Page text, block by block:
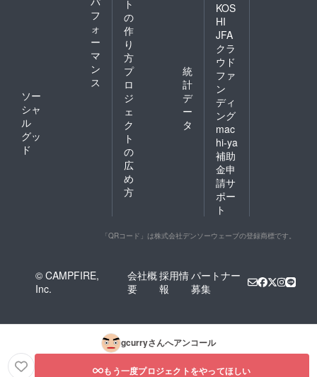
フ
ォ
ー
マ
ン
ス
ソー
シャ
ル
グッ
ド
ト
の
作
り
方
プ
ロ
ジ
ェ
ク
ト
の
広
め
方
統
計
デ
ー
タ
KOS
HI
JFA
クラ
ウド
ファ
ン
ディ
ング
mac
hi-ya
補助
金申
請サ
ポー
ト
「QRコード」は株式会社デンソーウェーブの登録商標です。
© CAMPFIRE,
Inc.
会社概
要
採用情
報
パートナー
募集
gcurryさんへアンコール
もう一度プロジェクトをやってほしい